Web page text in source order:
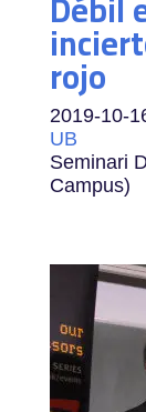
rojo
2019-10-
UB
Seminari
Campus)